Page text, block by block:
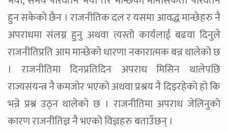
हुन सकेको छैन । राजनीतिक दल र यसमा आवद्ध मान्छेहरु नै
अपराधमा संलग्न हुनु अथवा त्यस्तो कार्यलाई बढवा दिनुले
राजनीतिप्रति आम मान्छेको धारणा नकारात्मक बन्न थालेको छ
। राजनीतिमा दिनप्रतिदिन अपराध मिसिन थालेपछि
राज्यसंयन्त्र नै कमजोर भएको अथवा प्रश्रय नै दिइरहेको हो कि
भन्ने प्रश्न उठ्न थालेको छ । राजनीतिमा अपराध जेलिनुको
कारण राजनीतिज्ञ नै भएको विज्ञहरु बताउँछन् ।